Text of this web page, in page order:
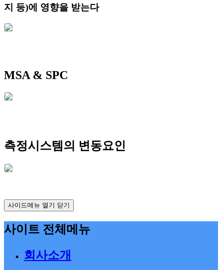
지 등)에 영향을 받는다
MSA & SPC
측정시스템의 변동요인
사이드메뉴 열기 닫기
사이트 전체메뉴
회사소개